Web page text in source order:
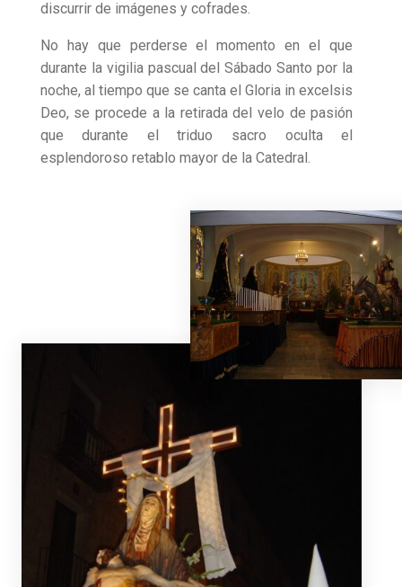
discurrir de imágenes y cofrades.
No hay que perderse el momento en el que
durante la vigilia pascual del Sábado Santo por la
noche, al tiempo que se canta el Gloria in excelsis
Deo, se procede a la retirada del velo de pasión
que durante el triduo sacro oculta el
esplendoroso retablo mayor de la Catedral.